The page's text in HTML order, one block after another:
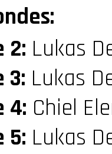
2: Lukas
3: Lukas
4: Chiel
5: Lukas